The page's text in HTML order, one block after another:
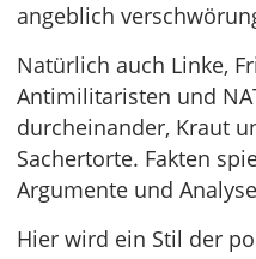
angeblich
Natürlich auch Linke,
Antimilitaristen und
durcheinander, Kraut
Sachertorte. Fakten
Argumente und
Hier wird ein Stil der